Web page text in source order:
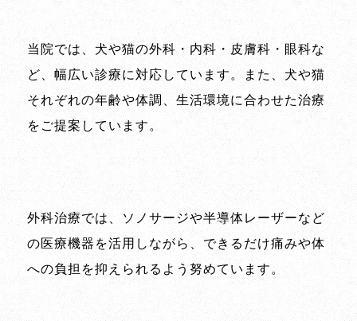
当院では、犬や猫の外科・内科・皮膚科・眼科な
ど、幅広い診療に対応しています。また、犬や猫
それぞれの年齢や体調、生活環境に合わせた治療
をご提案しています。
外科治療では、ソノサージや半導体レーザーなど
の医療機器を活用しながら、できるだけ痛みや体
への負担を抑えられるよう努めています。